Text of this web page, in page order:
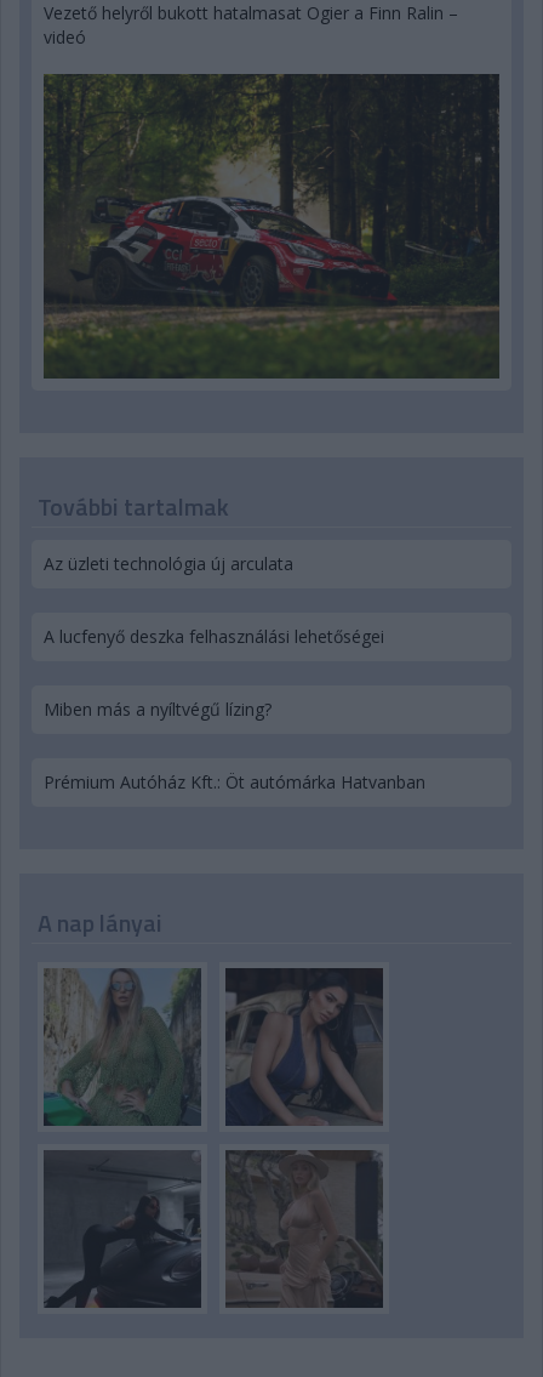
Vezető helyről bukott hatalmasat Ogier a Finn Ralin –
videó
További tartalmak
Az üzleti technológia új arculata
A lucfenyő deszka felhasználási lehetőségei
Miben más a nyíltvégű lízing?
Prémium Autóház Kft.: Öt autómárka Hatvanban
A nap lányai